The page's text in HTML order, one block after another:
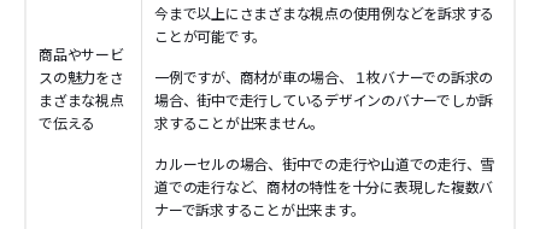
商品やサービ
スの魅力をさ
まざまな視点
で伝える
今まで以上にさまざまな視点の使用例などを訴求する
ことが可能です。
一例ですが、商材が車の場合、１枚バナーでの訴求の
場合、街中で走行しているデザインのバナーでしか訴
求することが出来ません。
カルーセルの場合、街中での走行や山道での走行、雪
道での走行など、商材の特性を十分に表現した複数バ
ナーで訴求することが出来ます。